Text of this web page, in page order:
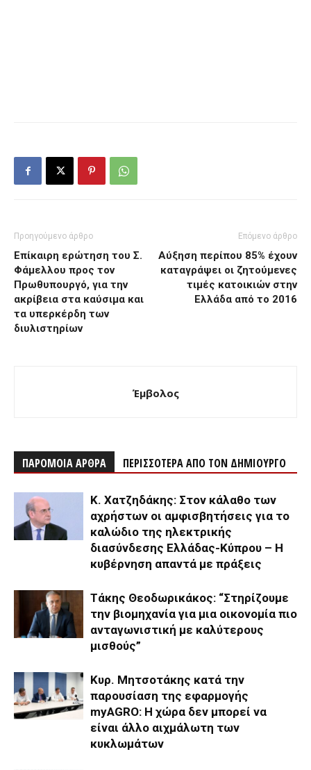
Προηγούμενο άρθρο
Επίκαιρη ερώτηση του Σ.
Φάμελλου προς τον
Πρωθυπουργό, για την
ακρίβεια στα καύσιμα και
τα υπερκέρδη των
διυλιστηρίων
Επόμενο άρθρο
Αύξηση περίπου 85% έχουν
καταγράψει οι ζητούμενες
τιμές κατοικιών στην
Ελλάδα από το 2016
Έμβολος
ΠΑΡΟΜΟΙΑ ΑΡΘΡΑ ΠΕΡΙΣΣΟΤΕΡΑ ΑΠΟ ΤΟΝ ΔΗΜΙΟΥΡΓΟ
Κ. Χατζηδάκης: Στον κάλαθο των
αχρήστων οι αμφισβητήσεις για το
καλώδιο της ηλεκτρικής
διασύνδεσης Ελλάδας-Κύπρου – Η
κυβέρνηση απαντά με πράξεις
Τάκης Θεοδωρικάκος: “Στηρίζουμε
την βιομηχανία για μια οικονομία πιο
ανταγωνιστική με καλύτερους
μισθούς”
Κυρ. Μητσοτάκης κατά την
παρουσίαση της εφαρμογής
myAGRO: Η χώρα δεν μπορεί να
είναι άλλο αιχμάλωτη των
κυκλωμάτων